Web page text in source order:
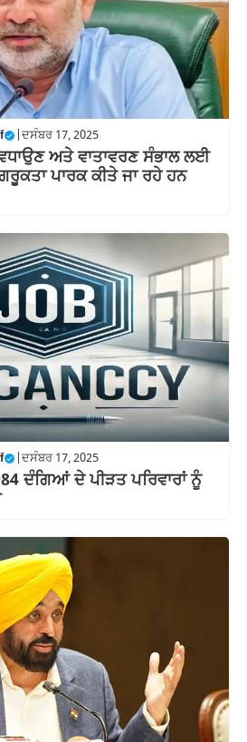
ਦਸੰਬਰ 17, 2025
ਅਤੇ ਵਾਤਾਵਰਣ ਸੰਭਾਲ ਲਈ
ਪਾਰਕ ਕੀਤੇ ਜਾ ਰਹੇ ਹਨ
ਦਸੰਬਰ 17, 2025
ਦੰਗਿਆਂ ਦੇ ਪੀੜਤ ਪਰਿਵਾਰਾਂ ਨੂੰ